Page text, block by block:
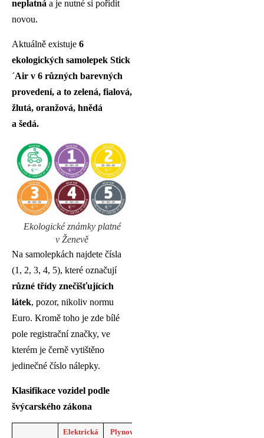
neplatná a je nutné si pořídit
novou.
Aktuálně existuje 6
ekologických samolepek Stick
´Air v 6 různých barevných
provedení, a to zelená, fialová,
žlutá, oranžová, hnědá
a šedá.
Ekologické známky platné
v Ženevě
Na samolepkách najdete čísla
(1, 2, 3, 4, 5), které označují
různé třídy znečišťujících
látek, pozor, nikoliv normu
Euro. Kromě toho je zde bílé
pole registrační značky, ve
kterém je černě vytištěno
jedinečné číslo nálepky.
Klasifikace vozidel podle
švýcarského zákona
Elektrická
Plynové